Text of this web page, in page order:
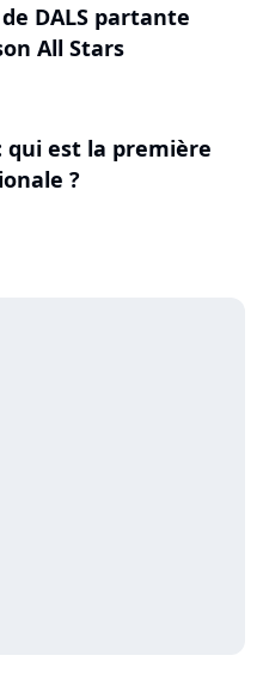
DALS partante
All Stars
qui est la première
?